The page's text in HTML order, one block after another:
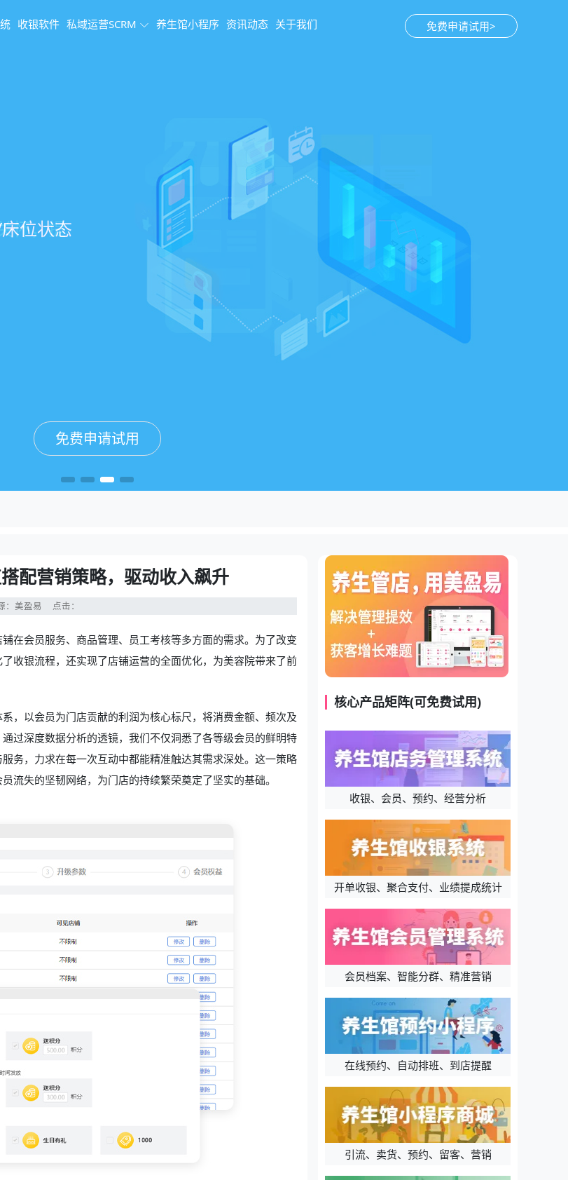
免费申请试用>
收银软件 私域运营SCRM 养生馆小程序 资讯动态 关于我们
务、营
免费申请试用
怀，提
免费申请试用
位状态
免费申请试用
，数据
免费申请试用
配营销策略，驱动收入飙升
：美盈易 点击：
在会员服务、商品管理、员工考核等多方面的需求。为了改变
收银流程，还实现了店铺运营的全面优化，为美容院带来了前
，以会员为门店贡献的利润为核心标尺，将消费金额、频次及
过深度数据分析的透镜，我们不仅洞悉了各等级会员的鲜明特
务，力求在每一次互动中都能精准触达其需求深处。这一策略
流失的坚韧网络，为门店的持续繁荣奠定了坚实的基础。
核心产品矩阵(可免费试用)
收银、会员、预约、经营分析
开单收银、聚合支付、业绩提成统计
会员档案、智能分群、精准营销
在线预约、自动排班、到店提醒
引流、卖货、预约、留客、营销